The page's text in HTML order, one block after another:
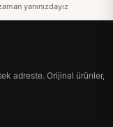
yanınızdayız
adreste. Orijinal ürünler,